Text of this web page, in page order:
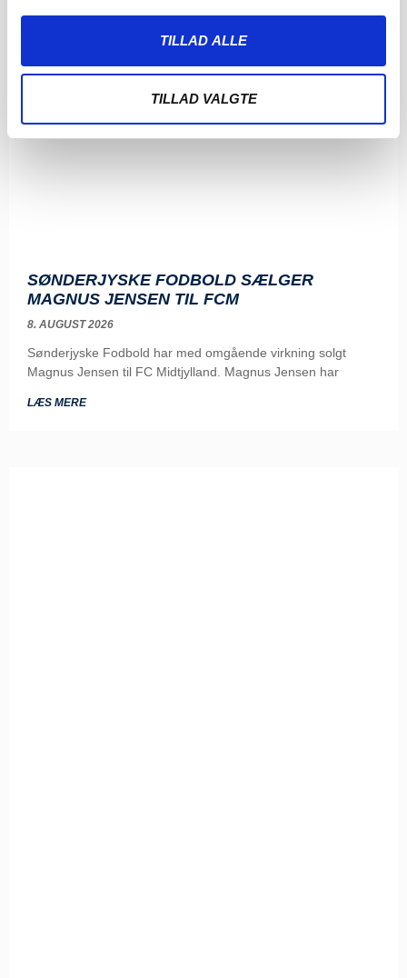
TILLAD ALLE
TILLAD VALGTE
SØNDERJYSKE FODBOLD SÆLGER
MAGNUS JENSEN TIL FCM
8. AUGUST 2026
Sønderjyske Fodbold har med omgående virkning solgt
Magnus Jensen til FC Midtjylland. Magnus Jensen har
LÆS MERE